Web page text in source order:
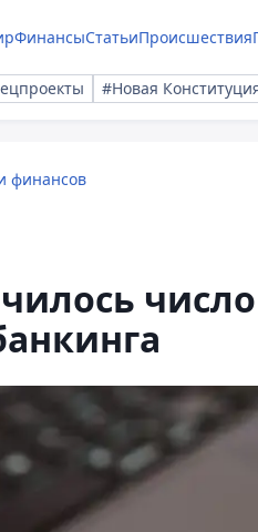
ФинансыСтатьиПроисшествия
#Новая
финансов
число